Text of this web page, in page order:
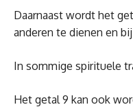
Daarnaast wordt het
anderen te dienen en
In sommige spirituele
Het getal 9 kan ook